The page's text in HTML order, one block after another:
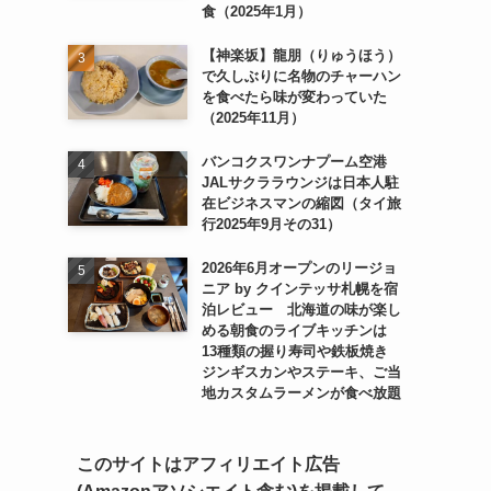
食（2025年1月）
【神楽坂】龍朋（りゅうほう）
で久しぶりに名物のチャーハン
を食べたら味が変わっていた
（2025年11月）
バンコクスワンナプーム空港
JALサクララウンジは日本人駐
在ビジネスマンの縮図（タイ旅
行2025年9月その31）
2026年6月オープンのリージョ
ニア by クインテッサ札幌を宿
泊レビュー 北海道の味が楽し
める朝食のライブキッチンは
13種類の握り寿司や鉄板焼き
ジンギスカンやステーキ、ご当
地カスタムラーメンが食べ放題
このサイトはアフィリエイト広告